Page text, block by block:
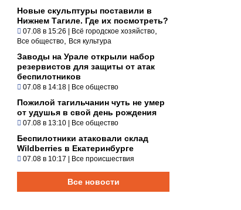
Новые скульптуры поставили в
Нижнем Тагиле. Где их посмотреть?
07.08 в 15:26 | Всё городское хозяйство
Все общество Вся культура
Заводы на Урале открыли набор
резервистов для защиты от атак
беспилотников
07.08 в 14:18 | Все общество
Пожилой тагильчанин чуть не умер
от удушья в свой день рождения
07.08 в 13:10 | Все общество
Беспилотники атаковали склад
Wildberries в Екатеринбурге
07.08 в 10:17 | Все происшествия
Все новости